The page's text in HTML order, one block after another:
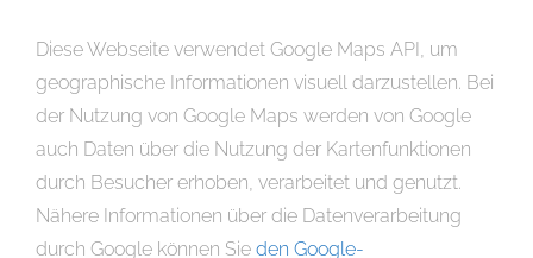
Diese Webseite verwendet Google Maps API, um
geographische Informationen visuell darzustellen. Bei
der Nutzung von Google Maps werden von Google
auch Daten über die Nutzung der Kartenfunktionen
durch Besucher erhoben, verarbeitet und genutzt.
Nähere Informationen über die Datenverarbeitung
durch Google können Sie den Google-